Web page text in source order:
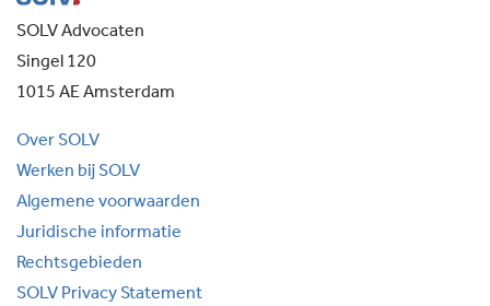
SOLV Advocaten
Singel 120
1015 AE Amsterdam
Over SOLV
Werken bij SOLV
Algemene voorwaarden
Juridische informatie
Rechtsgebieden
SOLV Privacy Statement